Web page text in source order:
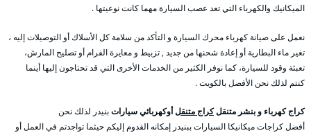
الميكانيك والكهرباء التي تعد عصب السيارة مهما كانت نوعيتها .
نعمل على صيانة كهرباء محرك السيارة و التأكد من سلامة كل الأسلاك أو التوصيلات إليه ،
تغير ماء البطارية أو إعادة شحنها من جديد , تزبيط و معايرة الفرام أو تصليح المارش،
تعبئة وقود للسيارة، كما نوفر الكثير من الخدمات الأخرى التي قد تحتاجون إليها أينما
كنتم لذلك نحن الأفضل بالكويت .
كراج كهرباء و بنشر متنقلكراج متنقلأوكهربائي سياراتبنيدر لذلك نحن
أفضل كراجات ميكانيكا السيارات ببنيدر إمكانه القدوم إليكم حيثما تواجدتم في العمل أو